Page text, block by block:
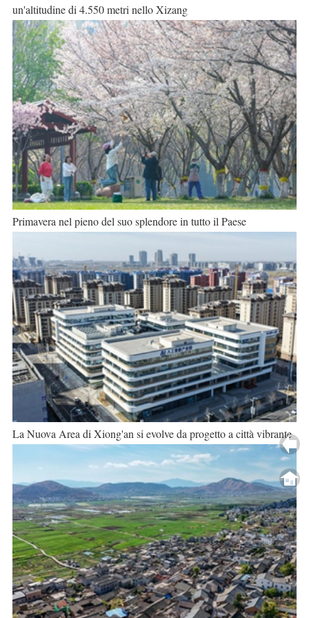
un'altitudine di 4.550 metri nello Xizang
Primavera nel pieno del suo splendore in tutto il Paese
La Nuova Area di Xiong'an si evolve da progetto a città vibrante